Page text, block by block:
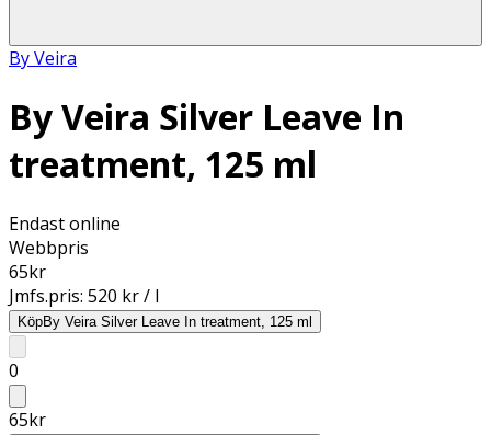
By Veira
By Veira Silver Leave In
treatment, 125 ml
Endast online
Webbpris
65kr
Jmfs.pris: 520 kr / l
KöpBy Veira Silver Leave In treatment, 125 ml
0
65kr